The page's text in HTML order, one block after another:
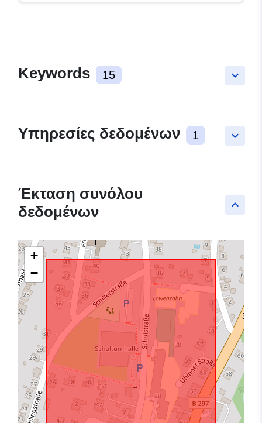
keyboard_arrow_down
Keywords 15
keyboard_arrow_down
Υπηρεσίες δεδομένων 1
keyboard_arrow_up
Έκταση συνόλου
δεδομένων
+
−